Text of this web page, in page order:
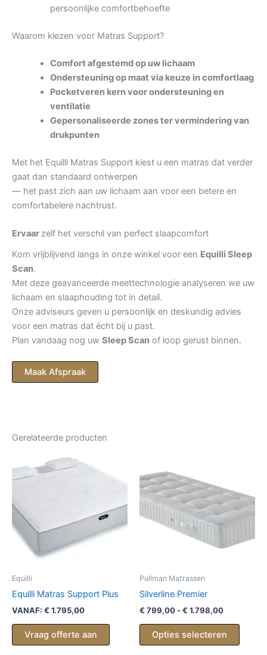
persoonlijke comfortbehoefte
Waarom kiezen voor Matras Support?
Comfort afgestemd op uw lichaam
Ondersteuning op maat via keuze in comfortlaag
Pocketveren kern voor ondersteuning en
ventilatie
Gepersonaliseerde zones ter vermindering van
drukpunten
Met het Equilli Matras Support kiest u een matras dat verder
gaat dan standaard ontwerpen
— het past zich aan uw lichaam aan voor een betere en
comfortabelere nachtrust.
Ervaar zelf het verschil van perfect slaapcomfort
Kom vrijblijvend langs in onze winkel voor een Equilli Sleep
Scan.
Met deze geavanceerde meettechnologie analyseren we uw
lichaam en slaaphouding tot in detail.
Onze adviseurs geven u persoonlijk en deskundig advies
voor een matras dat écht bij u past.
Plan vandaag nog uw Sleep Scan of loop gerust binnen.
Maak Afspraak
Gerelateerde producten
Equilli
Equilli Matras Support Plus
VANAF: € 1.795,00
Vraag offerte aan
Pullman Matrassen
Silverline Premier
€ 799,00 -€ 1.798,00Prijsklasse:
€ 1.798,00
Opties selecteren
Dit